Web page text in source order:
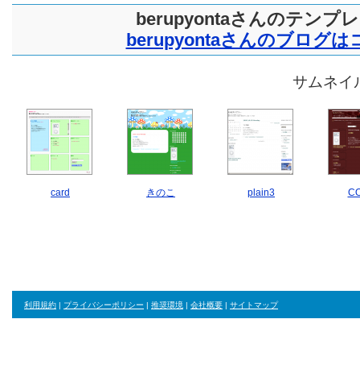
berupyontaさんのテンプ
berupyontaさんのブログは
サムネイ
card きのこ plain3
利用規約 | プライバシーポリシー | 推奨環境 | 会社概要 | サイトマップ